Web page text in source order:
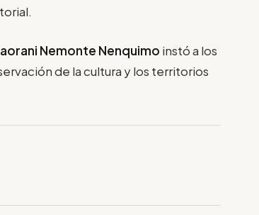
Nemonte Nenquimo instó a los
de la cultura y los territorios